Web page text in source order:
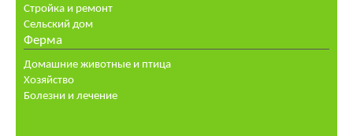
Стройка и ремонт
Сельский дом
Ферма
Домашние животные и птица
Хозяйство
Болезни и лечение